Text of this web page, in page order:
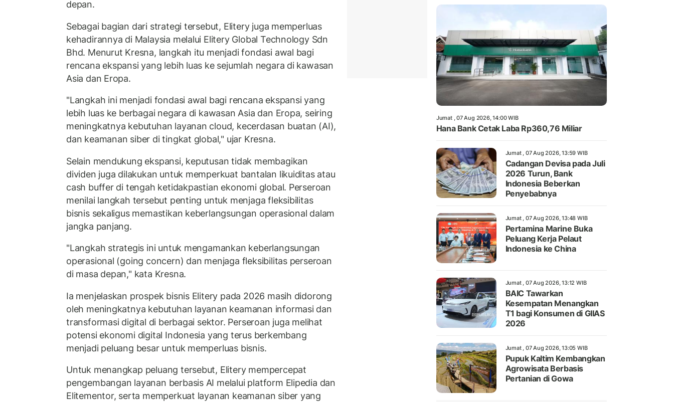
depan.
Sebagai bagian dari strategi tersebut, Elitery juga memperluas
kehadirannya di Malaysia melalui Elitery Global Technology Sdn
Bhd. Menurut Kresna, langkah itu menjadi fondasi awal bagi
rencana ekspansi yang lebih luas ke sejumlah negara di kawasan
Asia dan Eropa.
"Langkah ini menjadi fondasi awal bagi rencana ekspansi yang
lebih luas ke berbagai negara di kawasan Asia dan Eropa, seiring
meningkatnya kebutuhan layanan cloud, kecerdasan buatan (AI),
dan keamanan siber di tingkat global," ujar Kresna.
Selain mendukung ekspansi, keputusan tidak membagikan
dividen juga dilakukan untuk memperkuat bantalan likuiditas atau
cash buffer di tengah ketidakpastian ekonomi global. Perseroan
menilai langkah tersebut penting untuk menjaga fleksibilitas
bisnis sekaligus memastikan keberlangsungan operasional dalam
jangka panjang.
"Langkah strategis ini untuk mengamankan keberlangsungan
operasional (going concern) dan menjaga fleksibilitas perseroan
di masa depan," kata Kresna.
Ia menjelaskan prospek bisnis Elitery pada 2026 masih didorong
oleh meningkatnya kebutuhan layanan keamanan informasi dan
transformasi digital di berbagai sektor. Perseroan juga melihat
potensi ekonomi digital Indonesia yang terus berkembang
menjadi peluang besar untuk memperluas bisnis.
Untuk menangkap peluang tersebut, Elitery mempercepat
pengembangan layanan berbasis AI melalui platform Elipedia dan
Elitementor, serta memperkuat layanan keamanan siber yang
Jumat , 07 Aug 2026, 14:00 WIB
Hana Bank Cetak Laba Rp360,76 Miliar
Jumat , 07 Aug 2026, 13:59 WIB
Cadangan Devisa pada Juli
2026 Turun, Bank
Indonesia Beberkan
Penyebabnya
Jumat , 07 Aug 2026, 13:48 WIB
Pertamina Marine Buka
Peluang Kerja Pelaut
Indonesia ke China
Jumat , 07 Aug 2026, 13:12 WIB
BAIC Tawarkan
Kesempatan Menangkan
T1 bagi Konsumen di GIIAS
2026
Jumat , 07 Aug 2026, 13:05 WIB
Pupuk Kaltim Kembangkan
Agrowisata Berbasis
Pertanian di Gowa